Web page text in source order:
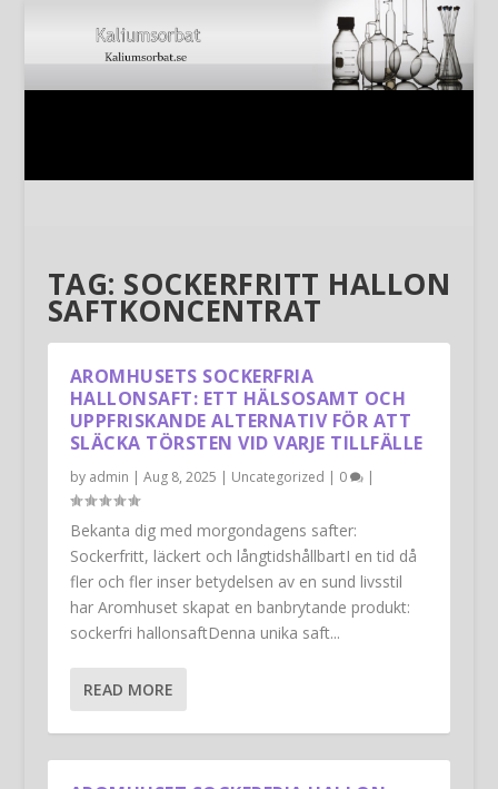
TAG: SOCKERFRITT HALLON
SAFTKONCENTRAT
AROMHUSETS SOCKERFRIA
HALLONSAFT: ETT HÄLSOSAMT OCH
UPPFRISKANDE ALTERNATIV FÖR ATT
SLÄCKA TÖRSTEN VID VARJE TILLFÄLLE
by admin | Aug 8, 2025 | Uncategorized | 0 |
Bekanta dig med morgondagens safter:
Sockerfritt, läckert och långtidshållbartI en tid då
fler och fler inser betydelsen av en sund livsstil
har Aromhuset skapat en banbrytande produkt:
sockerfri hallonsaftDenna unika saft...
READ MORE